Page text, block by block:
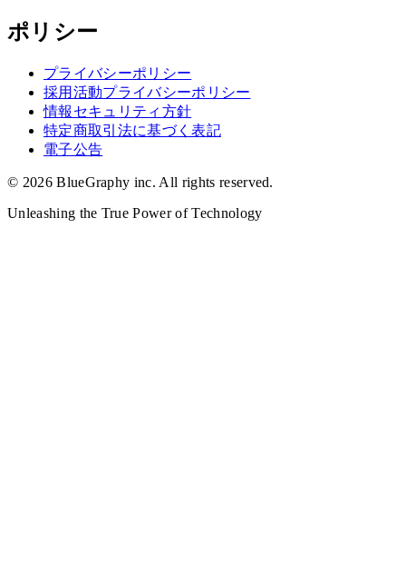
ポリシー
プライバシーポリシー
採用活動プライバシーポリシー
情報セキュリティ方針
特定商取引法に基づく表記
電子公告
© 2026 BlueGraphy inc. All rights reserved.
Unleashing the True Power of Technology